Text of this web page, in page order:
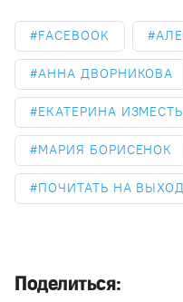
FACEBOOK
АННА ДВОРНИКОВА
ЕКАТЕРИНА
МАРИЯ БОРИСЕНОК
ПОЧИТАТЬ НА
Поделиться: